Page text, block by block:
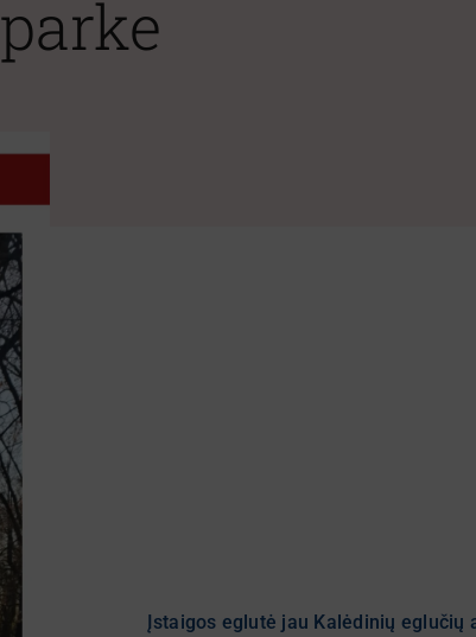
parke
Įstaigos eglutė jau Kalėdinių eglučių